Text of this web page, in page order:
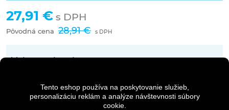
Tento eshop používa na poskytovanie služieb,
personalizáciu reklám a analýze návštevnosti súbory
cookie.
27,91 € s DPH
Pôvodná cena 28,91 € s DPH
Vyberte si variantu
Dostupnosť: 2-5 dní